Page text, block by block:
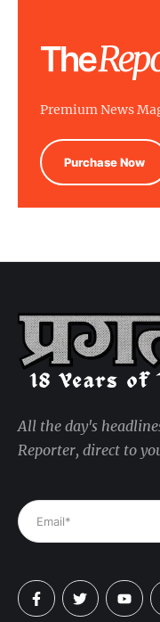
Premium News
Purchase Now
All the day's
Reporter, direct to